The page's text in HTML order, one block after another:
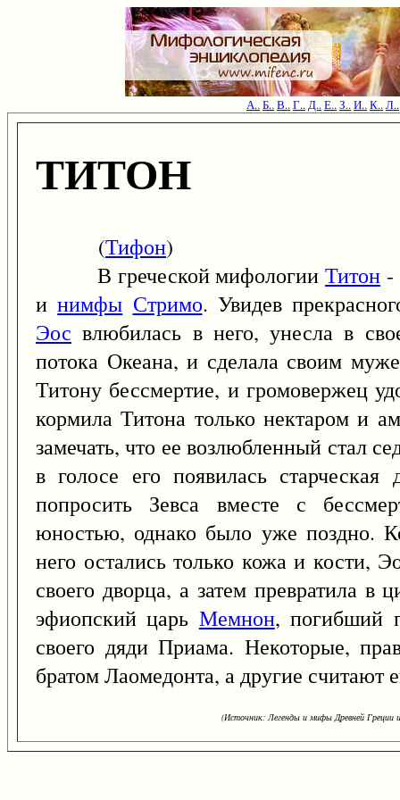
А..Б..В..Г..Д..Е..З..И..К..Л..
ТИТОН
(Тифон)
В греческой мифологииТитон -
инимфы Стримо. Увидев
Эос влюбилась в него, унесла в
потока Океана, и сделала своим
Титону бессмертие, и громовержец
кормила Титона только нектаром и
замечать, что ее возлюбленный стал
в голосе его появилась
попросить Зевса вместе с
юностью, однако было уже поздно.
него остались только кожа и кости,
своего дворца, а затем превратила
эфиопский царь Мемнон, погибший
своего дяди Приама. Некоторые,
братом Лаомедонта, а другие считают
(Источник: Легенды и мифы Древней